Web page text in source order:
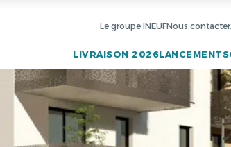
Le groupe INEUFNous contacter
LIVRAISON 2026LANCEMENTS